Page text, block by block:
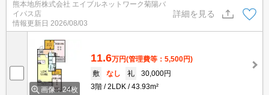
立地☆ 宅配ボックス付き☆ カウンタータイプのシステムキッチ
ン☆ALSOKセルフセキュリティ付き
熊本地所株式会社 エイブルネットワーク菊陽バ
イパス店
情報更新日 2026/08/03
詳細を見る
画像：24枚
11.6万円(管理費等：5,500円)
敷
なし 礼
30,000円
3階
2LDK 43.93m²